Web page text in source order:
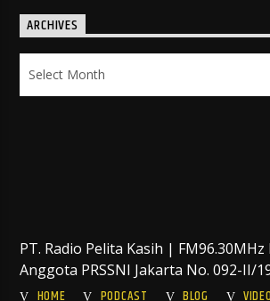
ARCHIVES
PT. Radio Pelita Kasih | FM96.30MHz
Anggota PRSSNI Jakarta No. 092-II/
HOME
PODCAST BLOG